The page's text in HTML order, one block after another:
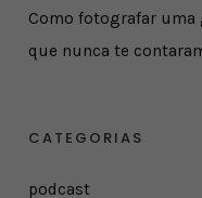
Como fotografar uma
que nunca te
CATEGORIAS
podcast